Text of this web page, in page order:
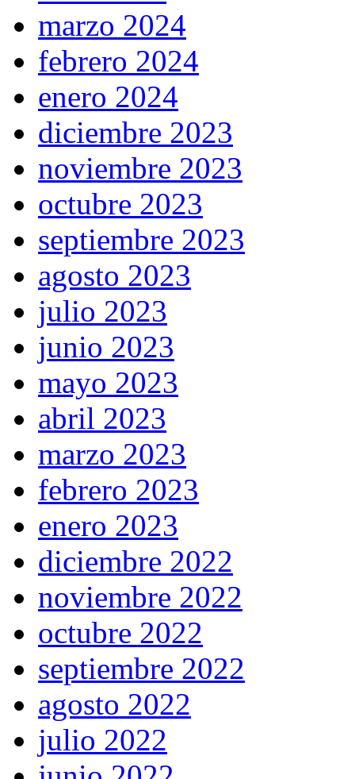
marzo 2024
febrero 2024
enero 2024
diciembre 2023
noviembre 2023
octubre 2023
septiembre 2023
agosto 2023
julio 2023
junio 2023
mayo 2023
abril 2023
marzo 2023
febrero 2023
enero 2023
diciembre 2022
noviembre 2022
octubre 2022
septiembre 2022
agosto 2022
julio 2022